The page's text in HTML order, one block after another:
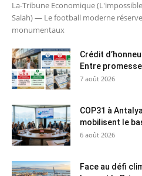
La-Tribune Economique
Salah) — Le football moderne
monumentaux
Crédit
Entre
7 août 2026
COP31 à
mobilisent le
6 août 2026
Face au défi